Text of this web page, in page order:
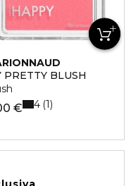
PRETTY BLUSH
€ 4 1